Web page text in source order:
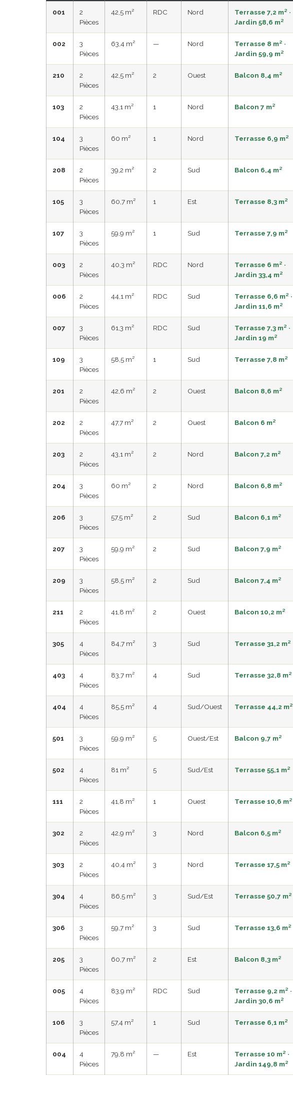
001
2
Pièces
42,5 m² RDC Nord
Terrasse 7,2 m² ·
Jardin 58,6 m²
002
3
Pièces
63,4 m² — Nord
Terrasse 8 m² ·
Jardin 59,9 m²
210
2
Pièces
42,5 m² 2 Ouest Balcon 8,4 m²
103
2
Pièces
43,1 m² 1 Nord Balcon 7 m²
104
3
Pièces
60 m² 1 Nord Terrasse 6,9 m²
208
2
Pièces
39,2 m² 2 Sud Balcon 6,4 m²
105
3
Pièces
60,7 m² 1 Est Terrasse 8,3 m²
107
3
Pièces
59,9 m² 1 Sud Terrasse 7,9 m²
003
2
Pièces
40,3 m² RDC Nord
Terrasse 6 m² ·
Jardin 33,4 m²
006
2
Pièces
44,1 m² RDC Sud
Terrasse 6,6 m² ·
Jardin 11,6 m²
007
3
Pièces
61,3 m² RDC Sud
Terrasse 7,3 m² ·
Jardin 19 m²
109
3
Pièces
58,5 m² 1 Sud Terrasse 7,8 m²
201
2
Pièces
42,6 m² 2 Ouest Balcon 8,6 m²
202
2
Pièces
47,7 m² 2 Ouest Balcon 6 m²
203
2
Pièces
43,1 m² 2 Nord Balcon 7,2 m²
204
3
Pièces
60 m² 2 Nord Balcon 6,8 m²
206
3
Pièces
57,5 m² 2 Sud Balcon 6,1 m²
207
3
Pièces
59,9 m² 2 Sud Balcon 7,9 m²
209
3
Pièces
58,5 m² 2 Sud Balcon 7,4 m²
211
2
Pièces
41,8 m² 2 Ouest Balcon 10,2 m²
305
4
Pièces
84,7 m² 3 Sud Terrasse 31,2 m²
403
4
Pièces
83,7 m² 4 Sud Terrasse 32,8 m²
404
4
Pièces
85,5 m² 4 Sud/Ouest Terrasse 44,2 m²
501
3
Pièces
59,9 m² 5 Ouest/Est Balcon 9,7 m²
502
4
Pièces
81 m² 5 Sud/Est Terrasse 55,1 m²
111
2
Pièces
41,8 m² 1 Ouest Terrasse 10,6 m²
302
2
Pièces
42,9 m² 3 Nord Balcon 6,5 m²
303
2
Pièces
40,4 m² 3 Nord Terrasse 17,5 m²
304
4
Pièces
86,5 m² 3 Sud/Est Terrasse 50,7 m²
306
3
Pièces
59,7 m² 3 Sud Terrasse 13,6 m²
205
3
Pièces
60,7 m² 2 Est Balcon 8,3 m²
005
4
Pièces
83,9 m² RDC Sud
Terrasse 9,2 m² ·
Jardin 30,6 m²
106
3
Pièces
57,4 m² 1 Sud Terrasse 6,1 m²
004
4
Pièces
79,8 m² — Est
Terrasse 10 m² ·
Jardin 149,8 m²